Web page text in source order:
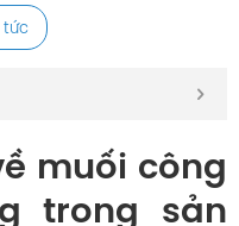
tức
muối công
trong sản